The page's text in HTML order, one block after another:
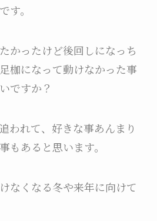
す。
かったけど後回しになっち
枷になって動けなかった事
ですか？
われて、好きな事あんまり
もあると思います。
なくなる冬や来年に向けて